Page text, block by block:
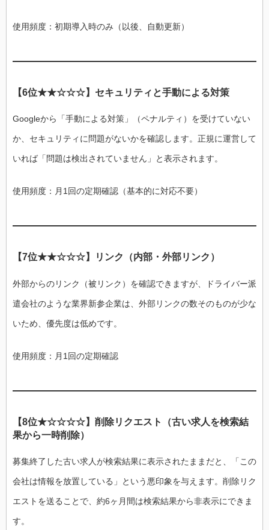
使用頻度：初期導入時のみ（以後、自動更新）
【6位★★☆☆☆】セキュリティと手動による対策
Googleから「手動による対策」（ペナルティ）を受けていない
か、セキュリティに問題がないかを確認します。正規に運営して
いれば「問題は検出されていません」と表示されます。
使用頻度：月1回の定期確認（基本的に対応不要）
【7位★★☆☆☆】リンク（内部・外部リンク）
外部からのリンク（被リンク）を確認できますが、ドライバー派
遣会社のような業界新参企業は、外部リンクの数そのものが少な
いため、優先度は低めです。
使用頻度：月1回の定期確認
【8位★☆☆☆☆】削除リクエスト（古い求人を検索結
果から一時削除）
募集終了した古い求人が検索結果に表示されたままだと、「この
会社は情報を放置している」という悪印象を与えます。削除リク
エストを送ることで、約6ヶ月間は検索結果から非表示にできま
す。